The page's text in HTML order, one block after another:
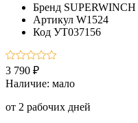
Бренд SUPERWINCH
Артикул W1524
Код УТ037156
3 790 ₽
Наличие: мало
от 2 рабочих дней